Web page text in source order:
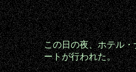
この日の夜、ホテル
ートが行われた。